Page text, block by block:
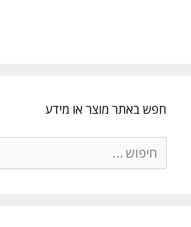
חפש באתר מוצר או מידע
חיפוש: